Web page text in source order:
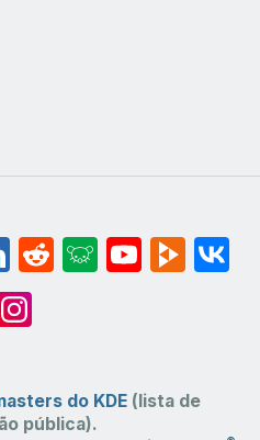
do KDE(lista de
pública).